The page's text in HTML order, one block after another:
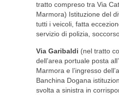
tratto compreso tra Via
Marmora) Istituzione del
tutti i veicoli, fatta
servizio di polizia,
Via Garibaldi (nel tratto
dell’area portuale posta
Marmora e l’ingresso
Banchina Dogana
svolta a sinistra in